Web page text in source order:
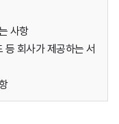
사항
회사가 제공하는 서